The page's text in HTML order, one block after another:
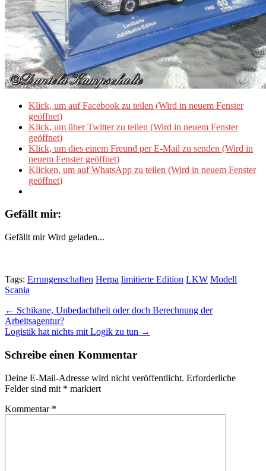
Klick, um auf Facebook zu teilen (Wird in neuem Fenster
geöffnet)
Klick, um über Twitter zu teilen (Wird in neuem Fenster
geöffnet)
Klick, um dies einem Freund per E-Mail zu senden (Wird in
neuem Fenster geöffnet)
Klicken, um auf WhatsApp zu teilen (Wird in neuem Fenster
geöffnet)
Gefällt mir:
Gefällt mir Wird geladen...
Tags: Errungenschaften Herpa limitierte Edition LKW Modell
Scania
Post
navigation
← Schikane, Unbedachtheit oder doch Berechnung der
Arbeitsagentur?
Logistik hat nichts mit Logik zu tun →
Schreibe einen Kommentar
Deine E-Mail-Adresse wird nicht veröffentlicht. Erforderliche
Felder sind mit * markiert
Kommentar *